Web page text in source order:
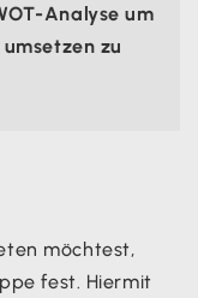
Analyse um
zu
möchtest,
fest. Hiermit